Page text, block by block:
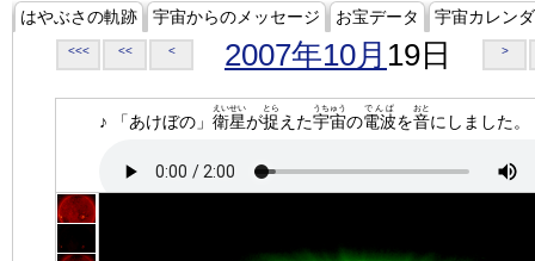
はやぶさの軌跡 宇宙からのメッセージ お宝データ 宇宙カレン
<<< << < 2007年10月 19日 >
♪ 「あけぼの」 衛星
えいせい
が捉
とら
えた宇宙
うちゅう
の電波
でんぱ
を音
おと
にしました。